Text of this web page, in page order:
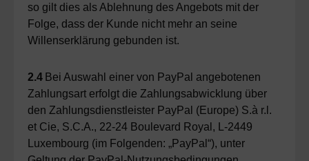
so gilt dies als Ablehnung des Angebots mit der
Folge, dass der Kunde nicht mehr an seine
Willenserklärung gebunden ist.
2.4 Bei Auswahl einer von PayPal angebotenen
Zahlungsart erfolgt die Zahlungsabwicklung über
den Zahlungsdienstleister PayPal (Europe) S.à r.l.
et Cie, S.C.A., 22-24 Boulevard Royal, L-2449
Luxembourg (im Folgenden: „PayPal“), unter